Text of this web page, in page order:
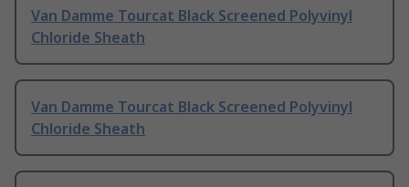
Van Damme Tourcat Black Screened Polyvinyl
Chloride Sheath
Van Damme Tourcat Black Screened Polyvinyl
Chloride Sheath